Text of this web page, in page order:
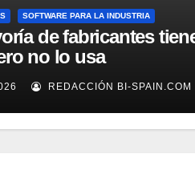
SOFTWARE PARA LA INDUSTRIA
de fabricantes
no lo usa
según
REDACCIÓN BI-SPAIN.COM